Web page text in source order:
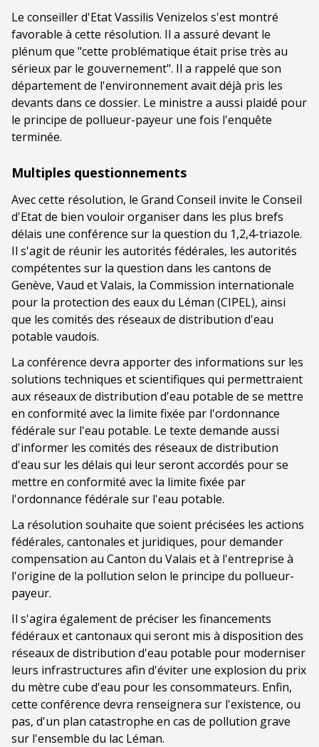
Le conseiller d'Etat Vassilis Venizelos s'est montré
favorable à cette résolution. Il a assuré devant le
plénum que "cette problématique était prise très au
sérieux par le gouvernement". Il a rappelé que son
département de l'environnement avait déjà pris les
devants dans ce dossier. Le ministre a aussi plaidé pour
le principe de pollueur-payeur une fois l'enquête
terminée.
Multiples questionnements
Avec cette résolution, le Grand Conseil invite le Conseil
d'Etat de bien vouloir organiser dans les plus brefs
délais une conférence sur la question du 1,2,4-triazole.
Il s'agit de réunir les autorités fédérales, les autorités
compétentes sur la question dans les cantons de
Genève, Vaud et Valais, la Commission internationale
pour la protection des eaux du Léman (CIPEL), ainsi
que les comités des réseaux de distribution d'eau
potable vaudois.
La conférence devra apporter des informations sur les
solutions techniques et scientifiques qui permettraient
aux réseaux de distribution d'eau potable de se mettre
en conformité avec la limite fixée par l'ordonnance
fédérale sur l'eau potable. Le texte demande aussi
d'informer les comités des réseaux de distribution
d'eau sur les délais qui leur seront accordés pour se
mettre en conformité avec la limite fixée par
l'ordonnance fédérale sur l'eau potable.
La résolution souhaite que soient précisées les actions
fédérales, cantonales et juridiques, pour demander
compensation au Canton du Valais et à l'entreprise à
l'origine de la pollution selon le principe du pollueur-
payeur.
Il s'agira également de préciser les financements
fédéraux et cantonaux qui seront mis à disposition des
réseaux de distribution d'eau potable pour moderniser
leurs infrastructures afin d'éviter une explosion du prix
du mètre cube d'eau pour les consommateurs. Enfin,
cette conférence devra renseignera sur l'existence, ou
pas, d'un plan catastrophe en cas de pollution grave
sur l'ensemble du lac Léman.